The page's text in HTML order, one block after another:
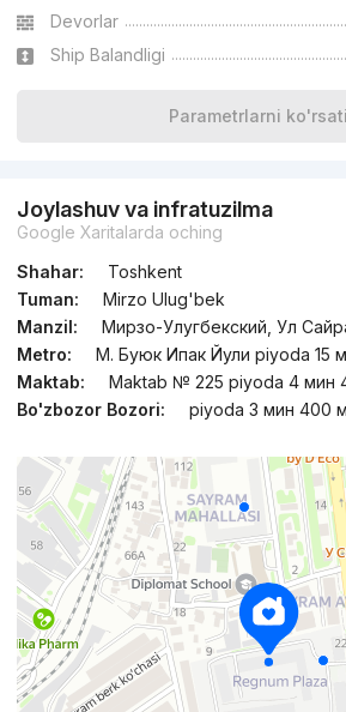
Devorlar
Ship Balandligi
Parametrlarni
Joylashuv va infratuzilma
Google Xaritalarda oching
Shahar:
Toshkent
Tuman:
Mirzo Ulug'bek
Manzil:
Мирзо-Улугбекский, Ул
Metro:
М. Буюк Ипак Йули piyoda 15
Maktab:
Maktab № 225 piyoda 4 мин
Bo'zbozor Bozori:
piyoda 3 мин 400 м